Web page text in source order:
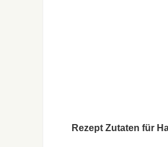
Rezept Zutaten für